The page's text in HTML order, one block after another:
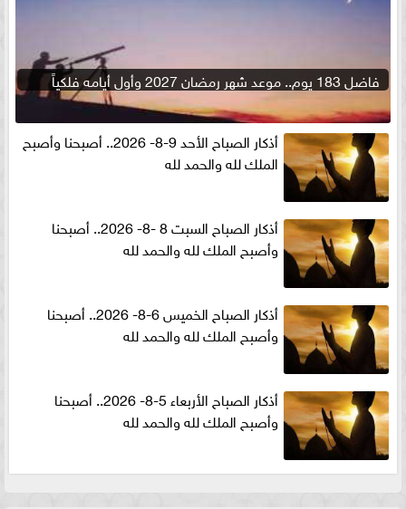
فاضل 183 يوم.. موعد شهر رمضان 2027 وأول أيامه فلكياً
أذكار الصباح الأحد 9-8- 2026.. أصبحنا وأصبح
الملك لله والحمد لله
أذكار الصباح السبت 8 -8- 2026.. أصبحنا
وأصبح الملك لله والحمد لله
أذكار الصباح الخميس 6-8- 2026.. أصبحنا
وأصبح الملك لله والحمد لله
أذكار الصباح الأربعاء 5-8- 2026.. أصبحنا
وأصبح الملك لله والحمد لله